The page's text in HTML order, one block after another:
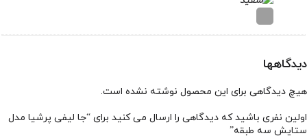
دیدگاهها
هیچ دیدگاهی برای این محصول نوشته نشده است.
اولین نفری باشید که دیدگاهی را ارسال می کنید برای “جا لیفی پرشیا مدل
ستایش سه طبقه”